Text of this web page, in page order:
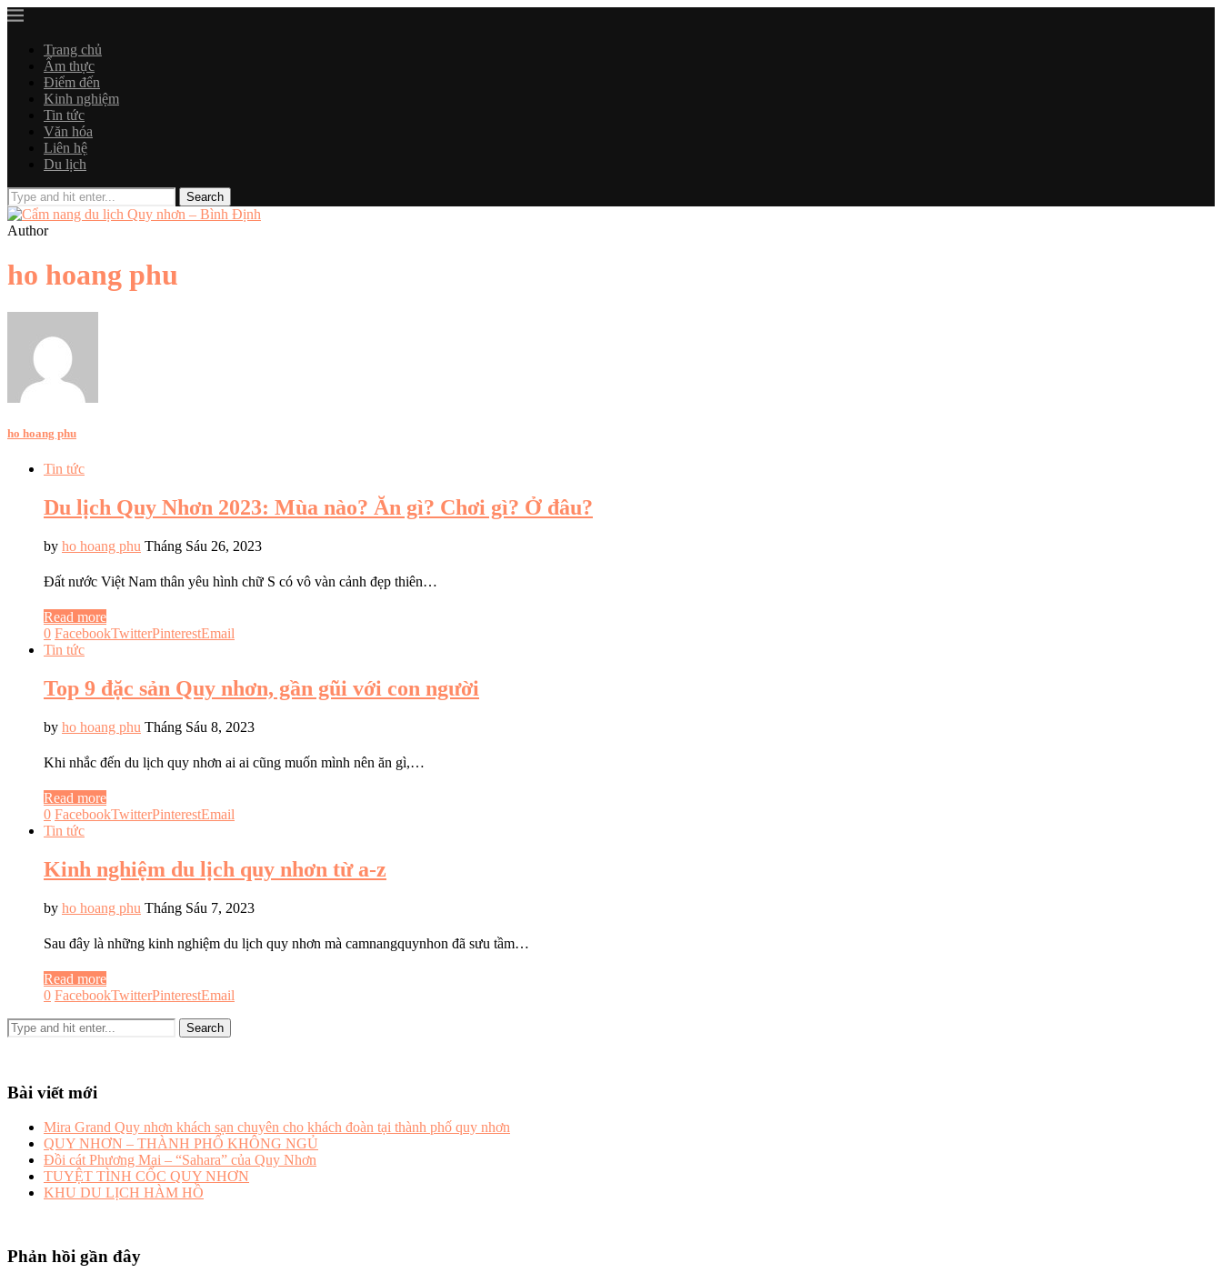
Trang chủ
Ẩm thực
Điểm đến
Kinh nghiệm
Tin tức
Văn hóa
Liên hệ
Du lịch
Author
ho hoang phu
ho hoang phu
Tin tức
Du lịch Quy Nhơn 2023: Mùa nào? Ăn gì? Chơi gì? Ở đâu?
by ho hoang phu Tháng Sáu 26, 2023
Đất nước Việt Nam thân yêu hình chữ S có vô vàn cảnh đẹp thiên…
Read more
0 FacebookTwitterPinterestEmail
Tin tức
Top 9 đặc sản Quy nhơn, gần gũi với con người
by ho hoang phu Tháng Sáu 8, 2023
Khi nhắc đến du lịch quy nhơn ai ai cũng muốn mình nên ăn gì,…
Read more
0 FacebookTwitterPinterestEmail
Tin tức
Kinh nghiệm du lịch quy nhơn từ a-z
by ho hoang phu Tháng Sáu 7, 2023
Sau đây là những kinh nghiệm du lịch quy nhơn mà camnangquynhon đã sưu tầm…
Read more
0 FacebookTwitterPinterestEmail
Bài viết mới
Mira Grand Quy nhơn khách sạn chuyên cho khách đoàn tại thành phố quy nhơn
QUY NHƠN – THÀNH PHỐ KHÔNG NGỦ
Đồi cát Phương Mai – “Sahara” của Quy Nhơn
TUYỆT TÌNH CỐC QUY NHƠN
KHU DU LỊCH HÀM HỒ
Phản hồi gần đây